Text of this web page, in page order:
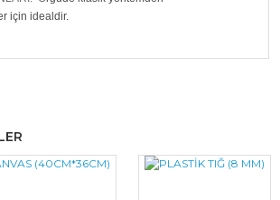
için idealdir.